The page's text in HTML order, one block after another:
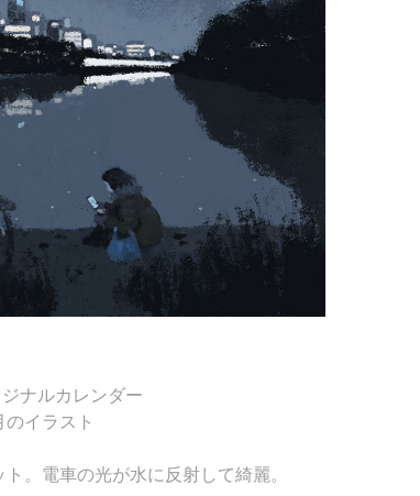
ナルカレンダー
のイラスト
。電車の光が水に反射して綺麗。